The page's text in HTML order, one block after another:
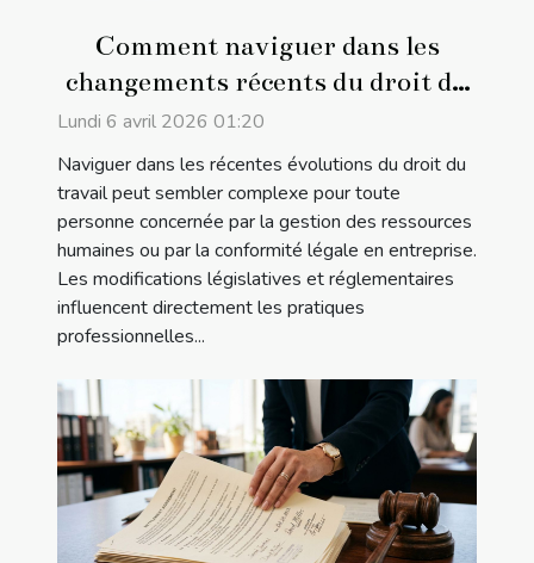
Comment naviguer dans les
changements récents du droit du
travail ?
Lundi 6 avril 2026 01:20
Naviguer dans les récentes évolutions du droit du
travail peut sembler complexe pour toute
personne concernée par la gestion des ressources
humaines ou par la conformité légale en entreprise.
Les modifications législatives et réglementaires
influencent directement les pratiques
professionnelles...